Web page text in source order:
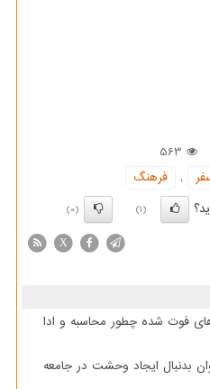
563
,
فرهنگ
(1)
(0)
X
فوت شده چطور محاسبه و ادا
بدنبال ایجاد وحشت در جامعه